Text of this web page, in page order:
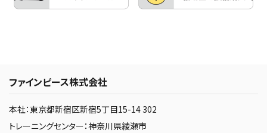
ファインピース株式会社
本社：東京都新宿区新宿5丁目15-14 302
トレーニングセンター：神奈川県綾瀬市